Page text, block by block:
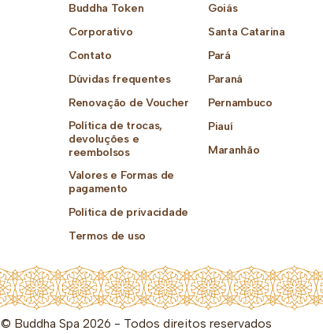
Buddha Token
Corporativo
Contato
Dúvidas frequentes
Renovação de Voucher
Política de trocas,
devoluções e
reembolsos
Valores e Formas de
pagamento
Política de privacidade
Termos de uso
Goiás
Santa Catarina
Pará
Paraná
Pernambuco
Piauí
Maranhão
© Buddha Spa 2026 - Todos direitos reservados